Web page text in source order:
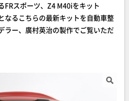
FRスポーツ、Z4 M40iをキット
るこちらの最新キットを自動車整
ラー、廣村英治の製作でご覧いただ